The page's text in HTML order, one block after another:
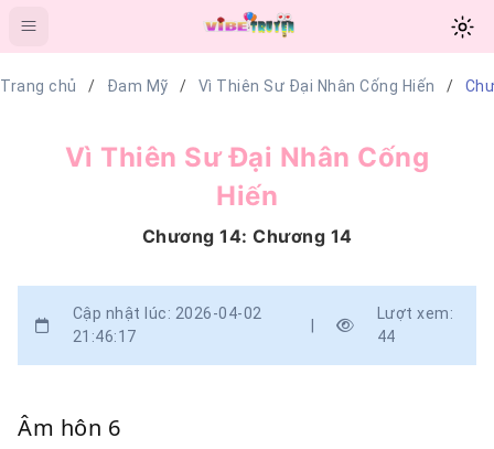
Trang chủ Đam Mỹ Vì Thiên Sư Đại Nhân Cống Hiến
Vì Thiên Sư Đại Nhân Cống
Hiến
Chương 14: Chương 14
Cập nhật lúc: 2026-04-02
21:46:17
|
Lượt xem:
44
Âm hôn 6